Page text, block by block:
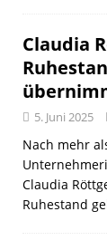
Claudia
5. Juni 2025
Nach mehr
Claudia
Ruhestand